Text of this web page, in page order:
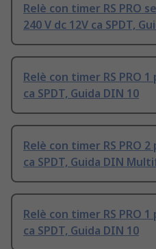
Relè con timer RS PRO
240 V dc 12V ca SPDT,
Relè con timer RS PRO
ca SPDT, Guida DIN 10
Relè con timer RS PRO
ca SPDT, Guida DIN
Relè con timer RS PRO
ca SPDT, Guida DIN 10